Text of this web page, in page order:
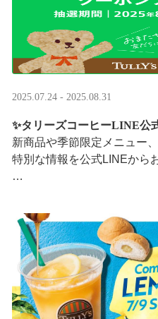
2025.07.24 - 2025.08.31
✨タリーズコーヒーLINE公
新商品や季節限定メニュー
特別な情報を公式LINEから
···